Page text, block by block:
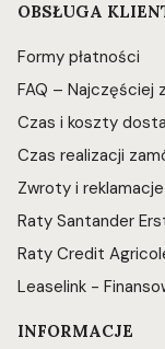
OBSŁUGA
Formy płatności
FAQ – Najczęściej
Czas i koszty
Czas realizacji
Zwroty i reklamacje
Raty Santander
Raty Credit
Leaselink -
INFORMACJE